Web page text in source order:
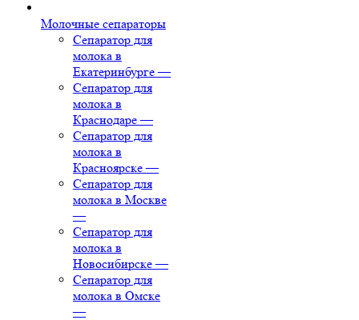
Молочные сепараторы
Сепаратор для
молока в
Екатеринбурге —
Сепаратор для
молока в
Краснодаре —
Сепаратор для
молока в
Красноярске —
Сепаратор для
молока в Москве
—
Сепаратор для
молока в
Новосибирске —
Сепаратор для
молока в Омске
—